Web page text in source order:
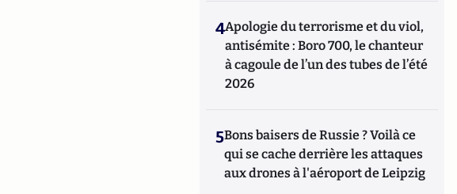
4Apologie du terrorisme et du viol,
antisémite : Boro 700, le chanteur
à cagoule de l’un des tubes de l’été
2026
5Bons baisers de Russie ? Voilà ce
qui se cache derrière les attaques
aux drones à l'aéroport de Leipzig